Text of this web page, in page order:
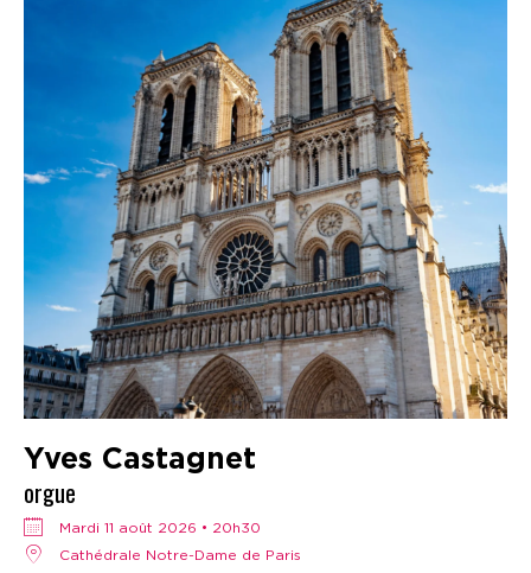
Yves Castagnet
orgue
mardi 11 août 2026 • 20h30
Cathédrale Notre-Dame de Paris